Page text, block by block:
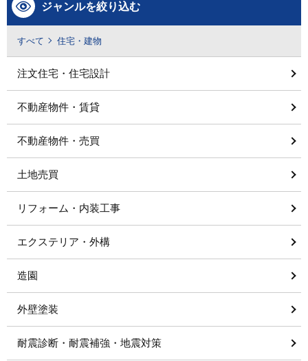
ジャンルを絞り込む
すべて 住宅・建物
注文住宅・住宅設計
不動産物件・賃貸
不動産物件・売買
土地売買
リフォーム・内装工事
エクステリア・外構
造園
外壁塗装
耐震診断・耐震補強・地震対策